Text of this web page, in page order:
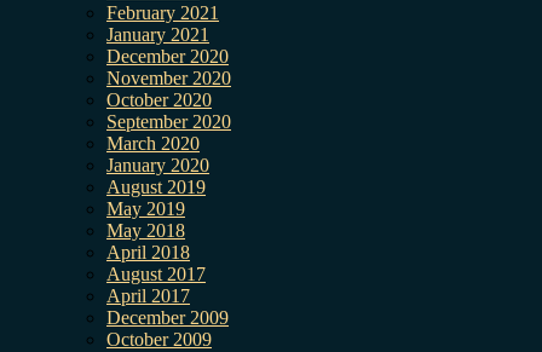
February 2021
January 2021
December 2020
November 2020
October 2020
September 2020
March 2020
January 2020
August 2019
May 2019
May 2018
April 2018
August 2017
April 2017
December 2009
October 2009